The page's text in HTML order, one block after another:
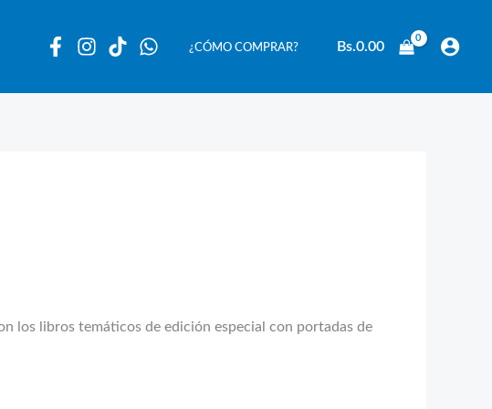
¿CÓMO COMPRAR? Bs.0.00
los libros temáticos de edición especial con portadas de